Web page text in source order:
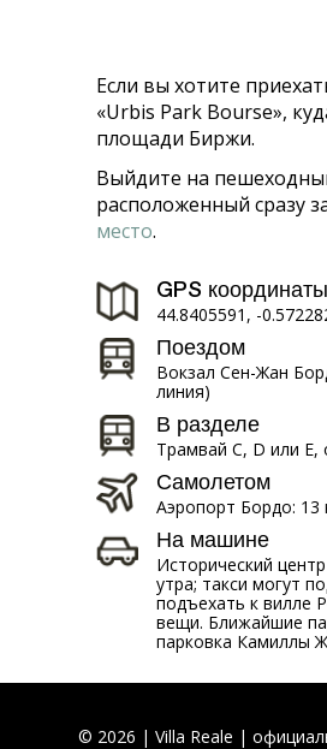
Если вы хотите
«Urbis Park Bourse»,
площади Биржи.
Выйдите на
расположенный сразу
место.
GPS
44.8405591, -
Поездом
Вокзал Сен-Жан
линия)
В разделе
Трамвай C, D или E,
Самолетом
Аэропорт Бордо: 13
На машине
Исторический
утра; такси могут
подъехать к вилле
вещи. Ближайшие
парковка Камиллы
© 2026 | Villa Reale |